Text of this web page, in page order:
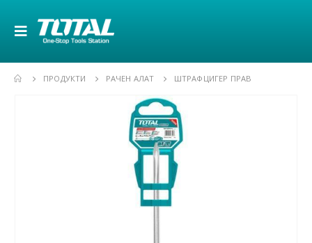
ПРОДУКТИ РАЧЕН АЛАТ ШТРАФЦИГЕР ПРАВ